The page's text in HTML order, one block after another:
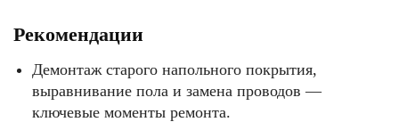
Рекомендации
Демонтаж старого напольного покрытия,
выравнивание пола и замена проводов —
ключевые моменты ремонта.